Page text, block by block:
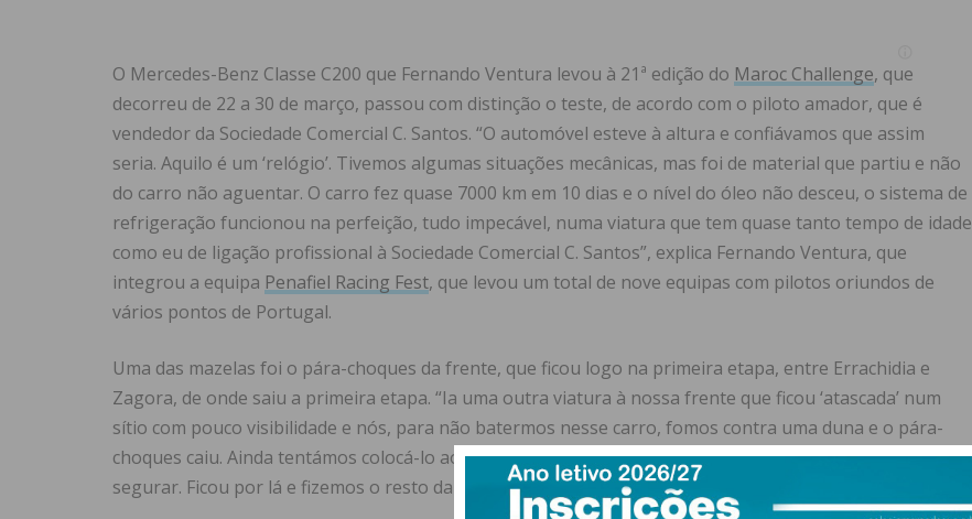
O Mercedes-Benz Classe C200 que Fernando Ventura levou à 21ª edição do Maroc Challenge, que
decorreu de 22 a 30 de março, passou com distinção o teste, de acordo com o piloto amador, que é
vendedor da Sociedade Comercial C. Santos. “O automóvel esteve à altura e confiávamos que assim
seria. Aquilo é um ‘relógio’. Tivemos algumas situações mecânicas, mas foi de material que partiu e não
do carro não aguentar. O carro fez quase 7000 km em 10 dias e o nível do óleo não desceu, o sistema de
refrigeração funcionou na perfeição, tudo impecável, numa viatura que tem quase tanto tempo de idade
como eu de ligação profissional à Sociedade Comercial C. Santos”, explica Fernando Ventura, que
integrou a equipa Penafiel Racing Fest, que levou um total de nove equipas com pilotos oriundos de
vários pontos de Portugal.
Uma das mazelas foi o pára-choques da frente, que ficou logo na primeira etapa, entre Errachidia e
Zagora, de onde saiu a primeira etapa. “Ia uma outra viatura à nossa frente que ficou ‘atascada’ num
sítio com pouco visibilidade e nós, para não batermos nesse carro, fomos contra uma duna e o pára-
choques caiu. Ainda tentámos colocá-lo ao sítio, mas já estava partido em vários pontos e não dava para
segurar. Ficou por lá e fizemos o resto da prova sem o pára-choques”, conta o piloto.